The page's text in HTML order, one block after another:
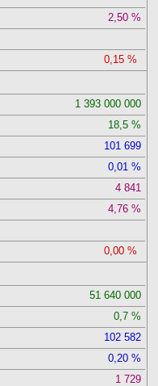
2,50
0,15
1 393 000 000
18,5
101 699
0,01
4 841
4,76
0,00
51 640 000
0,7
102 582
0,20
1 729